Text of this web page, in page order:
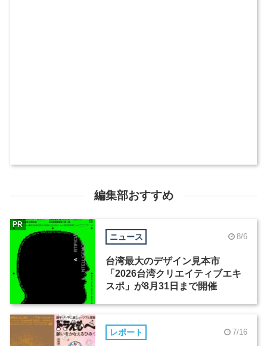
編集部おすすめ
ニュース 8/6
台湾最大のデザイン見本市
「2026台湾クリエイティブエキ
スポ」が8月31日まで開催
PR
レポート 7/16